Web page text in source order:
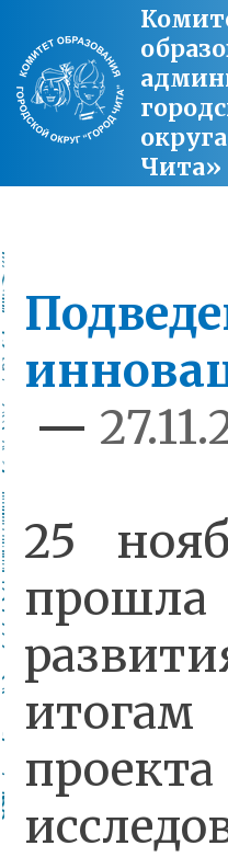
Чита»
—
25
прошла